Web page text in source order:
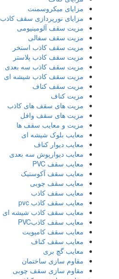
مزایای میکروسمنت
مزایای نورپردازی سقف کاذب
مزیت سقف آلومینیومی
مزیت سقف سفالی
مزیت سقف کاذب استخر
مزیت سقف کاذب پلاستر
مزیت سقف کاذب سه بعدی
مزیت سقف کاذب شیشه ای
مزیت سقف کناف
مزیت کناف
مزیت های سقف های کاذب
مزیت های سقف وافل
مزیت و معایب سقف ها
معایب بلوک شیشه ای
معایب دیوار کناف
معایب دیوارپوش سه بعدی
معایب سقف PVC
معایب سقف آکوستیک
معایب سقف چوبی
معایب سقف کاذب
معایب سقف کاذب pvc
معایب سقف کاذب شیشه ای
معایب سقف کاذبPVC
معایب سقف کامپویت
معایب سقف کناف
معایب گچ بری
مقاوم سازی ساختمان
مقاوم سازی سقف چوبی